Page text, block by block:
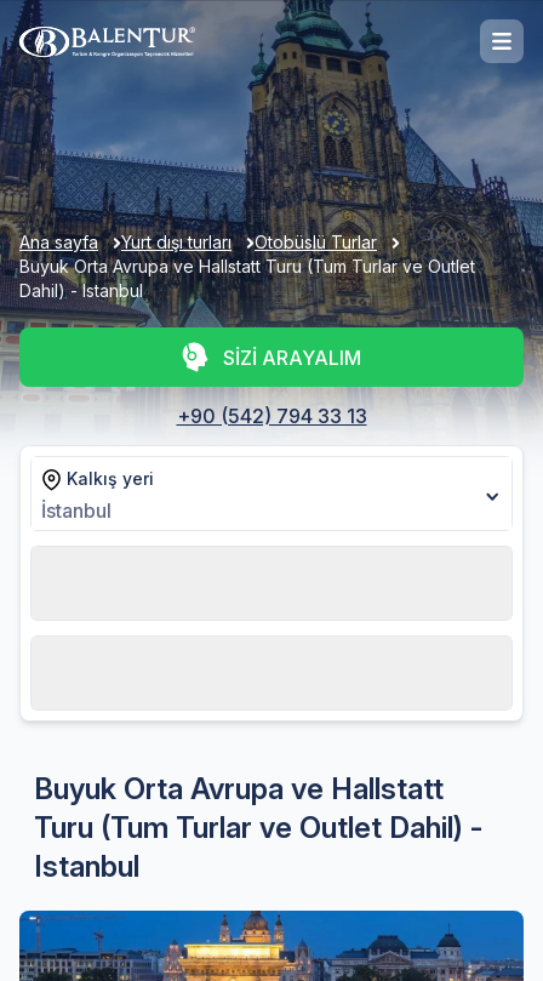
Ana sayfa Yurt dışı turları
Otobüslü Turlar
Buyuk Orta Avrupa ve Hallstatt Turu (Tum Turlar ve Outlet
Dahil) - Istanbul
SİZİ ARAYALIM
+90 (542) 794 33 13
Kalkış yeri
İstanbul
Buyuk Orta Avrupa ve Hallstatt
Turu (Tum Turlar ve Outlet Dahil) -
Istanbul